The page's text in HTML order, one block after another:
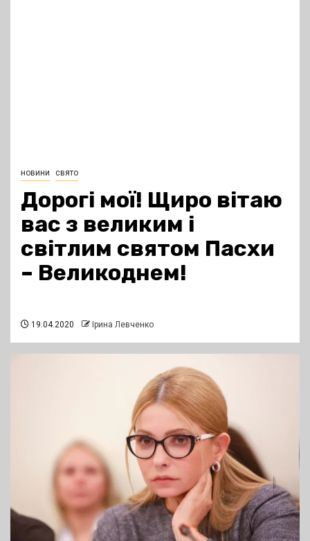
новини свято
Дорогі мої! Щиро вітаю
вас з великим і
світлим святом Пасхи
– Великоднем!
19.04.2020 Ірина Левченко